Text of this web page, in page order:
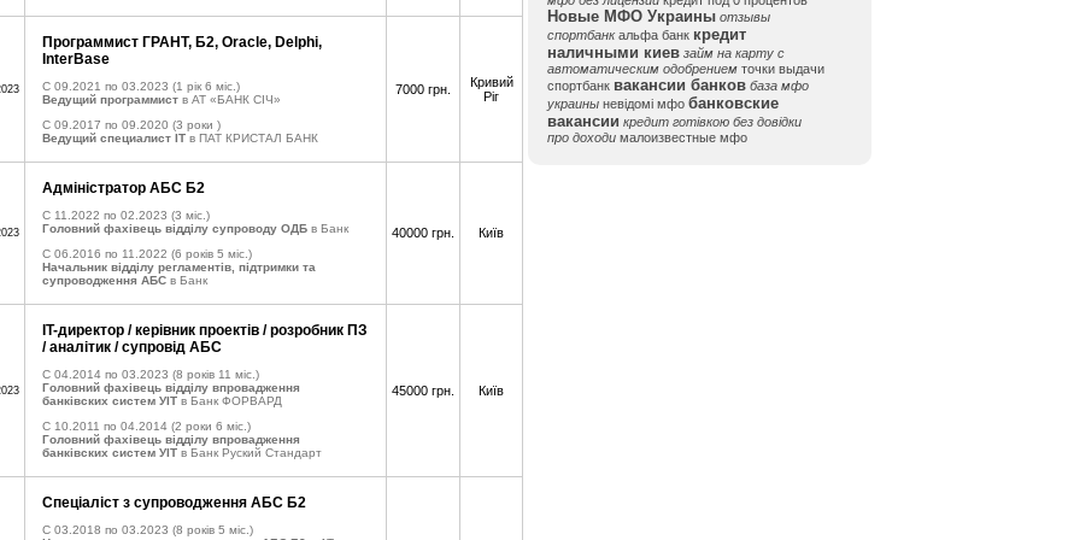
Программист ГРАНТ, Б2, Oracle, Delphi,
InterBase
C 09.2021 по 03.2023 (1 рік 6 міс.)
Ведущий программист в АТ «БАНК СІЧ»
C 09.2017 по 09.2020 (3 роки )
Ведущий специалист IT в ПАТ КРИСТАЛ БАНК
7000 грн.
Кривий
Ріг
Адміністратор АБС Б2
C 11.2022 по 02.2023 (3 міс.)
Головний фахівець відділу супроводу ОДБ в Банк
C 06.2016 по 11.2022 (6 років 5 міс.)
Начальник відділу регламентів, підтримки та
супроводження АБС в Банк
40000 грн. Київ
IT-директор / керівник проектів / розробник ПЗ
/ аналітик / супровід АБС
C 04.2014 по 03.2023 (8 років 11 міс.)
Головний фахівець відділу впровадження
банківских систем УІТ в Банк ФОРВАРД
C 10.2011 по 04.2014 (2 роки 6 міс.)
Головний фахівець відділу впровадження
банківских систем УІТ в Банк Руский Стандарт
45000 грн. Київ
Спеціаліст з супроводження АБС Б2
C 03.2018 по 03.2023 (8 років 5 міс.)
Новые МФО Украины отзывы
спортбанк альфа банк кредит
наличными киев займ на карту с
автоматическим одобрением точки выдачи
спортбанк вакансии банков база мфо
украины невідомі мфо банковские
вакансии кредит готівкою без довідки
про доходи малоизвестные мфо